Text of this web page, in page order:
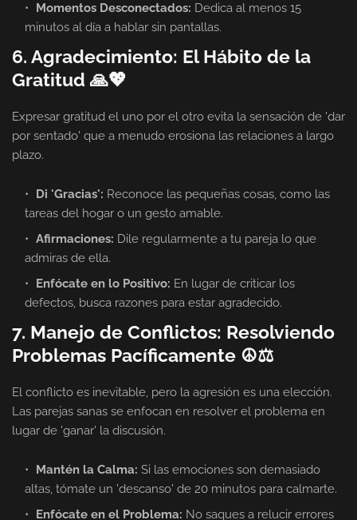
Momentos Desconectados: Dedica al menos 15
minutos al día a hablar sin pantallas.
6. Agradecimiento: El Hábito de la
Gratitud 🙏💖
Expresar gratitud el uno por el otro evita la sensación de 'dar
por sentado' que a menudo erosiona las relaciones a largo
plazo.
Di 'Gracias': Reconoce las pequeñas cosas, como las
tareas del hogar o un gesto amable.
Afirmaciones: Dile regularmente a tu pareja lo que
admiras de ella.
Enfócate en lo Positivo: En lugar de criticar los
defectos, busca razones para estar agradecido.
7. Manejo de Conflictos: Resolviendo
Problemas Pacíficamente ☮️⚖️
El conflicto es inevitable, pero la agresión es una elección.
Las parejas sanas se enfocan en resolver el problema en
lugar de 'ganar' la discusión.
Mantén la Calma: Si las emociones son demasiado
altas, tómate un 'descanso' de 20 minutos para calmarte.
Enfócate en el Problema: No saques a relucir errores